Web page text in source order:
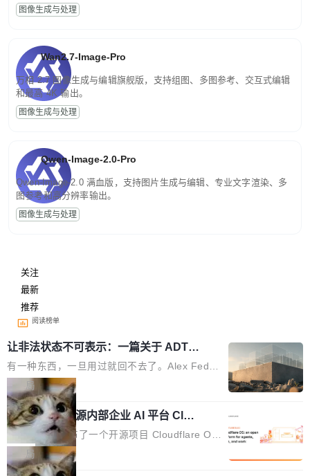
图像生成与处理
Wan2.7-Image-Pro
万相 2.7 图像生成与编辑旗舰版，支持组图、多图参考、交互式编辑
和最高 4K 输出。
图像生成与处理
Qwen-Image-2.0-Pro
Qwen-Image-2.0 满血版，支持图片生成与编辑、专业文字渲染、多
图参考和高分辨率输出。
图像生成与处理
关注
最新
推荐
阅读榜单
让非法状态不可表示：一篇关于 ADT
的帖子在 Reddit 火了
有一种东西，一旦用过就回不去了。Alex Fedos
eev 管它叫"软件设计的基石"。 他说的东西不新
鲜——代数数据类型（ADT），尤其是和类型
（sum type）。但他说清楚了一件事：这不是类
型系统的学术体操，是日常编码的思维方式。 文
章从一个简单的例子切入。一个网站的深色主题
设置，如果用布尔值 + 可空字段来表示——bool
局
Cloudflare 开源内部企业 AI 平台 Clou
dflare OS
Cloudflare 发布了一个开源项目 Cloudflare O
S。如果你只看官方博客，你会觉得这是又一
个"AI 知识库 + 聊天机器人"——每个大厂都在
局